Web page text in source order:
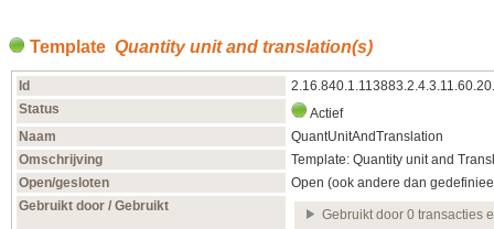
Template Quantity unit and translation(s)
Id
Status
Actief
Naam
QuantUnitAndTranslation
Omschrijving
Template: Quantity unit and
Open/gesloten
Open (ook andere dan
Gebruikt door / Gebruikt
Gebruikt door 0 transacties